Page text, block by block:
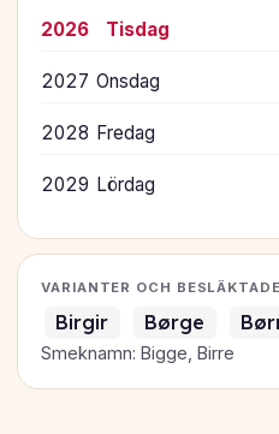
2026 Tisdag
2027 Onsdag
2028 Fredag
2029 Lördag
VARIANTER OCH
Birgir Børge
Smeknamn: Bigge, Birre